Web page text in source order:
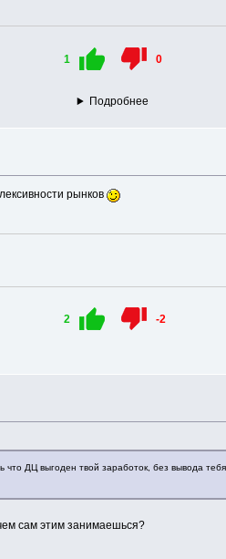
1 0
Подробнее
рынков
2 -2
ДЦ выгоден твой заработок, без вывода
сам этим занимаешься?